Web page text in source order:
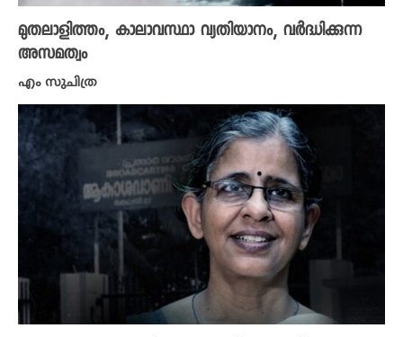
മുതലാളിത്തം, കാലാവസ്ഥാ വ്യതിയാനം, വർദ്ധിക്കുന്ന
അസമത്വം
എം സുചിത്ര